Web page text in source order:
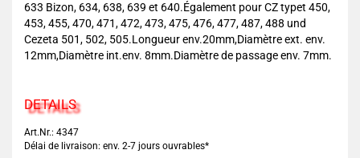
633 Bizon, 634, 638, 639 et 640.Également pour CZ typet 450,
453, 455, 470, 471, 472, 473, 475, 476, 477, 487, 488 und
Cezeta 501, 502, 505.Longueur env.20mm,Diamètre ext. env.
12mm,Diamètre int.env. 8mm.Diamètre de passage env. 7mm.
DETAILS
Art.Nr.: 4347
Délai de livraison: env. 2-7 jours ouvrables*